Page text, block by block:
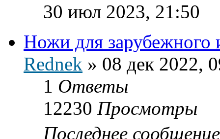
30 июл 2023, 21:50
Ножи для зарубежного
Rednek » 08 дек 2022,
1 Ответы
12230 Просмотры
Последнее